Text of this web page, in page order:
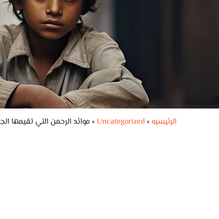
الرئيسيه »
Uncategorized
» موائد الرحمن التي تقيمها